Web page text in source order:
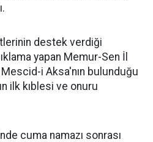
destek verdiği
yapan Memur-Sen İl
i Aksa'nın bulunduğu
ilk kıblesi ve onuru
cuma namazı sonrası